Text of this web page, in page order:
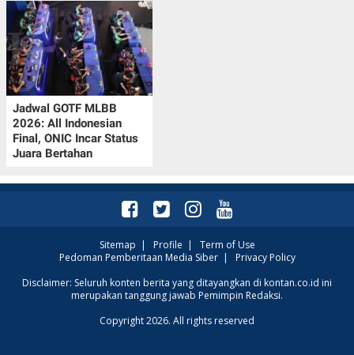
Jadwal GOTF MLBB
2026: All Indonesian
Final, ONIC Incar Status
Juara Bertahan
Sitemap | Profile | Term of Use
Pedoman Pemberitaan Media Siber| Privacy Policy
Disclaimer: Seluruh konten berita yang ditayangkan di kontan.co.id ini
merupakan tanggung jawab Pemimpin Redaksi.
Copyright 2026. All rights reserved